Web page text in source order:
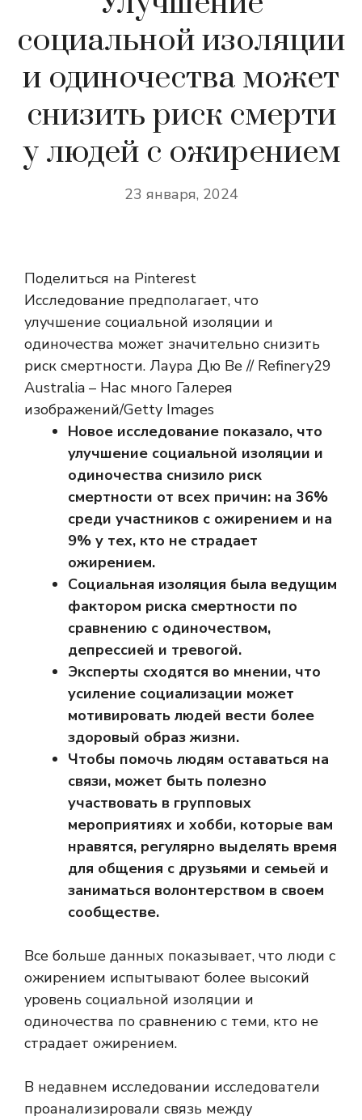
социальной изоляции
и одиночества может
снизить риск смерти
у людей с ожирением
23 января, 2024
Поделиться на Pinterest
Исследование предполагает, что
улучшение социальной изоляции и
одиночества может значительно снизить
риск смертности. Лаура Дю Ве // Refinery29
Australia – Нас много Галерея
изображений/Getty Images
Новое исследование показало, что
улучшение социальной изоляции и
одиночества снизило риск
смертности от всех причин: на 36%
среди участников с ожирением и на
9% у тех, кто не страдает
ожирением.
Социальная изоляция была ведущим
фактором риска смертности по
сравнению с одиночеством,
депрессией и тревогой.
Эксперты сходятся во мнении, что
усиление социализации может
мотивировать людей вести более
здоровый образ жизни.
Чтобы помочь людям оставаться на
связи, может быть полезно
участвовать в групповых
мероприятиях и хобби, которые вам
нравятся, регулярно выделять время
для общения с друзьями и семьей и
заниматься волонтерством в своем
сообществе.
Все больше данных показывает, что люди с
ожирением испытывают более высокий
уровень социальной изоляции и
одиночества по сравнению с теми, кто не
страдает ожирением.
В недавнем исследовании исследователи
проанализировали связь между